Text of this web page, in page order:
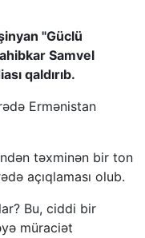
"Güclü
Samvel
qaldırıb.
Ermənistan
təxminən bir ton
açıqlaması olub.
Bu, ciddi bir
müraciət